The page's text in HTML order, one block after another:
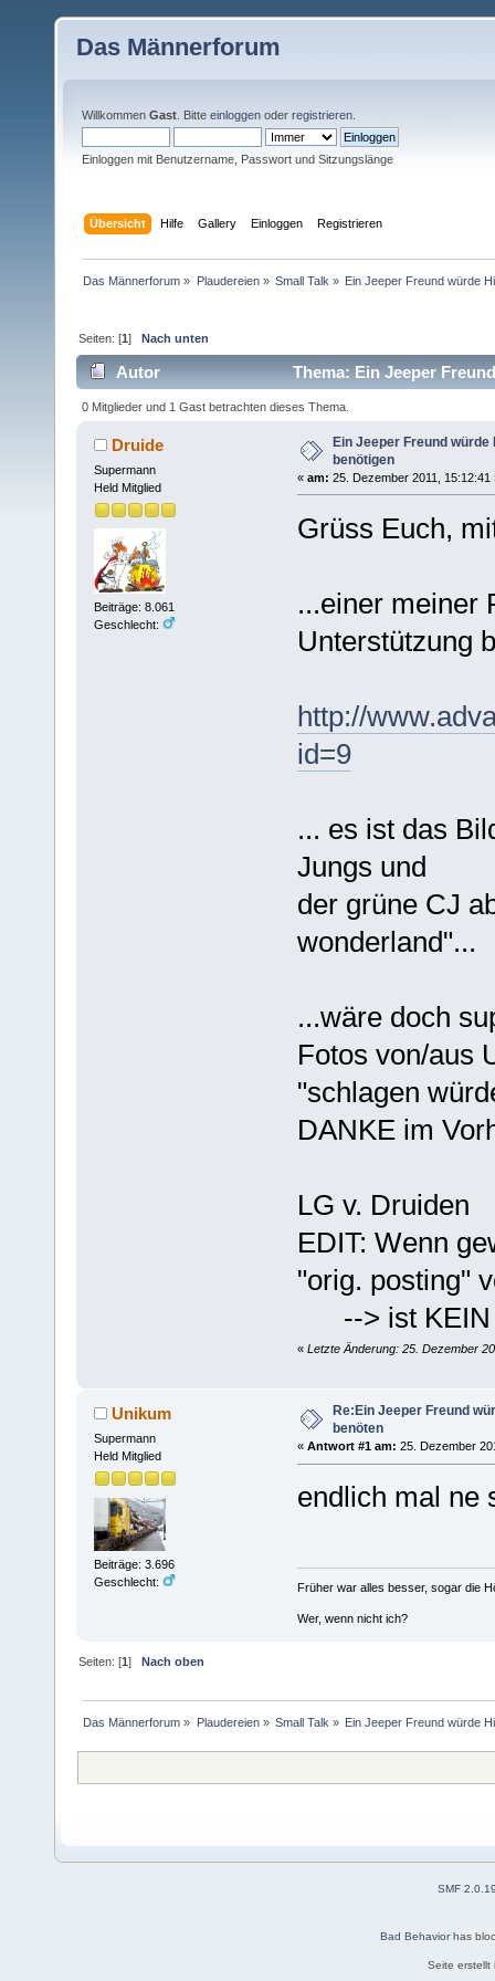
Das Männerforum
Willkommen Gast . Bitte einloggen oder registrieren
Einloggen mit Benutzername, Passwort und Sitzungslänge
Übersicht Hilfe Gallery Einloggen Registrieren
Das Männerforum » Plaudereien» Small Talk » Ein Jeeper Freund würde
Seiten: [1]Nach unten
Autor Thema: Ein Jeeper
0 Mitglieder und 1 Gast betrachten dieses Thema.
Druide
Supermann
Held Mitglied
Beiträge: 8.061
Geschlecht:
Ein Jeeper Freund
benötigen
« am: 25. Dezember 2011, 15:12:41
Grüss Euch,
...einer meiner
Unterstützung
http://
id=9
... es ist das
Jungs und
der grüne CJ
wonderland"...
...wäre doch
Fotos von/aus
"schlagen
DANKE im
LG v. Druiden
EDIT: Wenn
"orig. posting"
--> ist KEIN
« Letzte Änderung: 25. Dezember
Unikum
Supermann
Held Mitglied
Beiträge: 3.696
Geschlecht:
Re:Ein Jeeper Freund
benöten
« Antwort #1 am: 25. Dezember
endlich mal ne
Früher war alles besser, sogar die
Wer, wenn nicht ich?
Seiten: [1] Nach oben
Das Männerforum » Plaudereien» Small Talk » Ein Jeeper Freund würde
SMF
Bad Behaviorhas
Seite erstellt